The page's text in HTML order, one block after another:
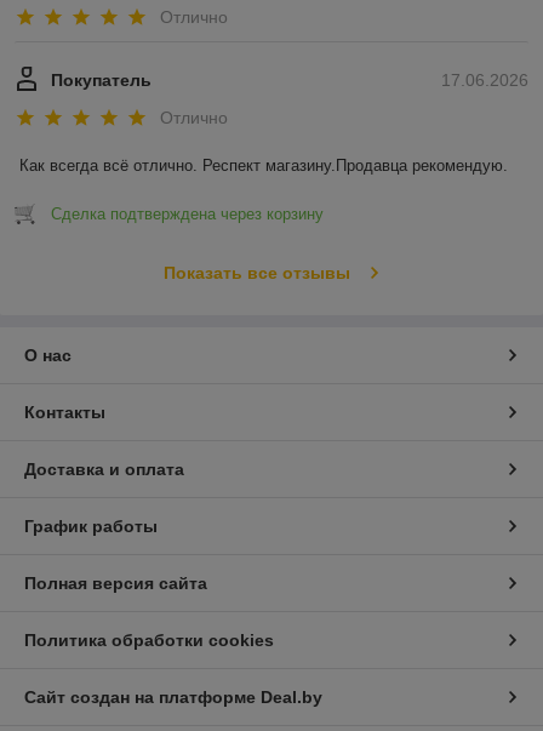
Отлично
17.06.2026
Покупатель
Отлично
Как всегда всё отлично. Респект магазину.Продавца рекомендую.
Сделка подтверждена через корзину
Показать все отзывы
О нас
Контакты
Доставка и оплата
График работы
Полная версия сайта
Политика обработки cookies
Сайт создан на платформе Deal.by